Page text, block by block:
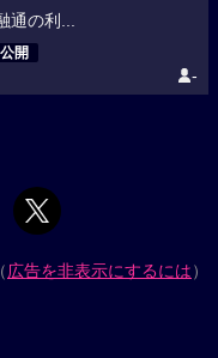
通の利...
開
-
（広告を非表示にするには）